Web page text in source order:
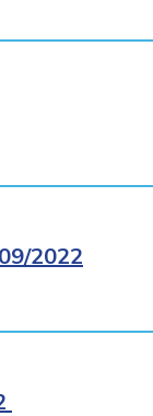
2022